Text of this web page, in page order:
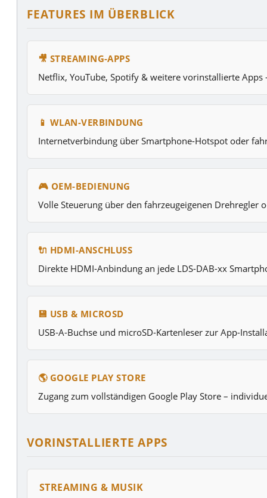
FEATURES IM ÜBERBLICK
🎥 STREAMING-APPS
Netflix, YouTube, Spotify & weitere vorinstallierte
📱 WLAN-VERBINDUNG
Internetverbindung über Smartphone-Hotspot oder
🎮 OEM-BEDIENUNG
Volle Steuerung über den fahrzeugeigenen Drehregler
🔌 HDMI-ANSCHLUSS
Direkte HDMI-Anbindung an jede LDS-DAB-xx
💾 USB & MICROSD
USB-A-Buchse und microSD-Kartenleser zur App-
🌎 GOOGLE PLAY STORE
Zugang zum vollständigen Google Play Store –
VORINSTALLIERTE APPS
STREAMING & MUSIK